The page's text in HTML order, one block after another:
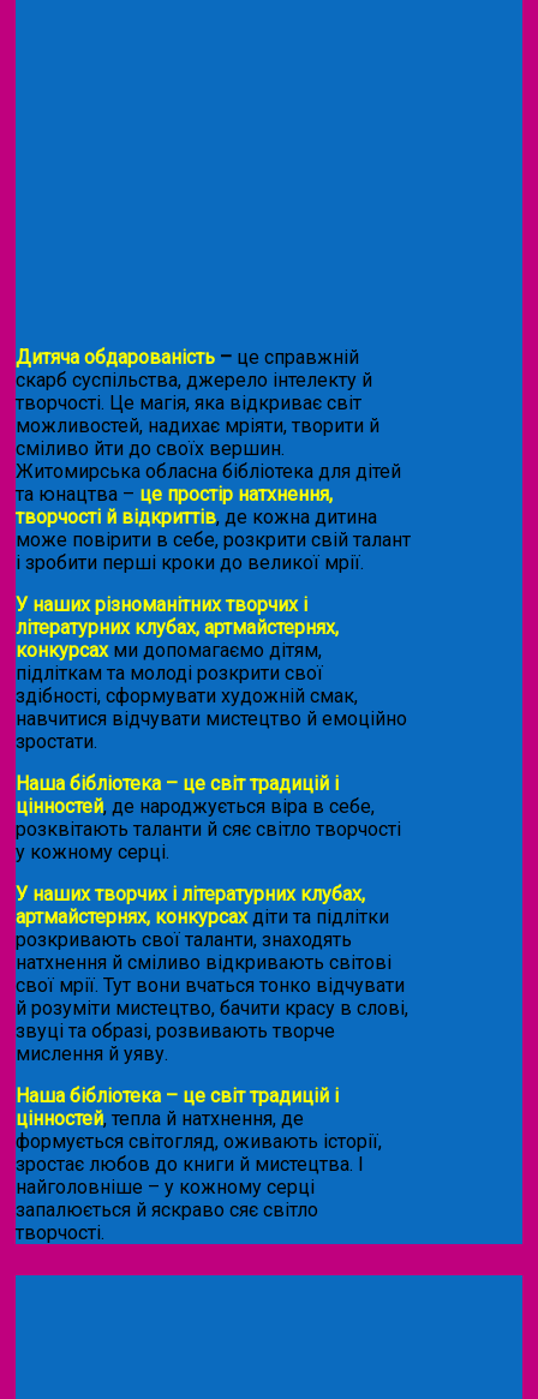
Дитяча обдарованість – це справжній
скарб суспільства, джерело інтелекту й
творчості. Це магія, яка відкриває світ
можливостей, надихає мріяти, творити й
сміливо йти до своїх вершин.
Житомирська обласна бібліотека для дітей
та юнацтва – це простір натхнення,
творчості й відкриттів, де кожна дитина
може повірити в себе, розкрити свій талант
і зробити перші кроки до великої мрії.
У наших різноманітних творчих і
літературних клубах, артмайстернях,
конкурсахми допомагаємо дітям,
підліткам та молоді розкрити свої
здібності, сформувати художній смак,
навчитися відчувати мистецтво й емоційно
зростати.
Наша бібліотека – це світ традицій і
цінностей, де народжується віра в себе,
розквітають таланти й сяє світло творчості
у кожному серці.
У наших творчих і літературних клубах,
артмайстернях, конкурсахдіти та підлітки
розкривають свої таланти, знаходять
натхнення й сміливо відкривають світові
свої мрії. Тут вони вчаться тонко відчувати
й розуміти мистецтво, бачити красу в слові,
звуці та образі, розвивають творче
мислення й уяву.
Наша бібліотека – це світ традицій і
цінностей, тепла й натхнення, де
формується світогляд, оживають історії,
зростає любов до книги й мистецтва. І
найголовніше – у кожному серці
запалюється й яскраво сяє світло
творчості.